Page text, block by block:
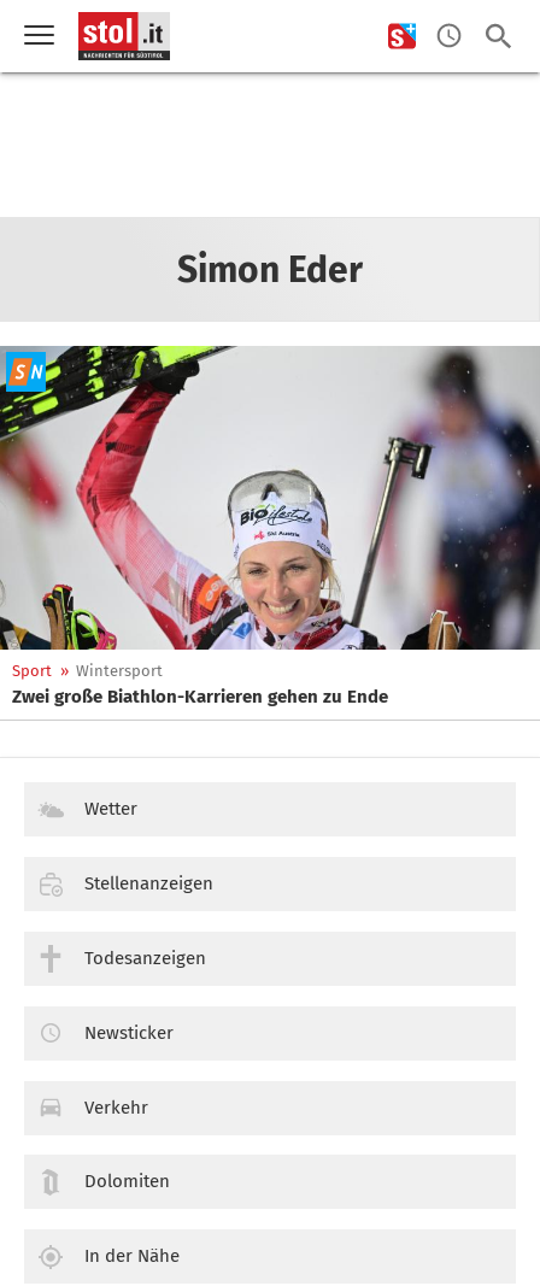
Simon Eder
Sport » Wintersport
Zwei große Biathlon-Karrieren gehen zu Ende
Wetter
Stellenanzeigen
Todesanzeigen
Newsticker
Verkehr
Dolomiten
In der Nähe